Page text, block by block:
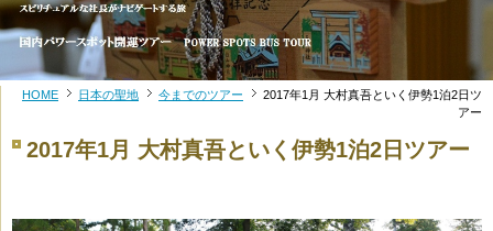
HOME 日本の聖地 今までのツアー
2017年1月 大村真吾といく伊勢1泊2日ツ
アー
2017年1月 大村真吾といく伊勢1泊2日ツアー